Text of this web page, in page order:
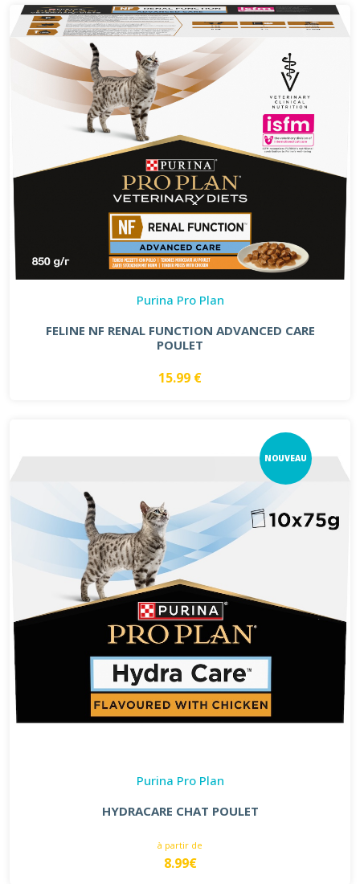
Purina Pro Plan
FELINE NF RENAL FUNCTION ADVANCED CARE
POULET
15.99 €
NOUVEAU
Purina Pro Plan
HYDRACARE CHAT POULET
à partir de
8.99€